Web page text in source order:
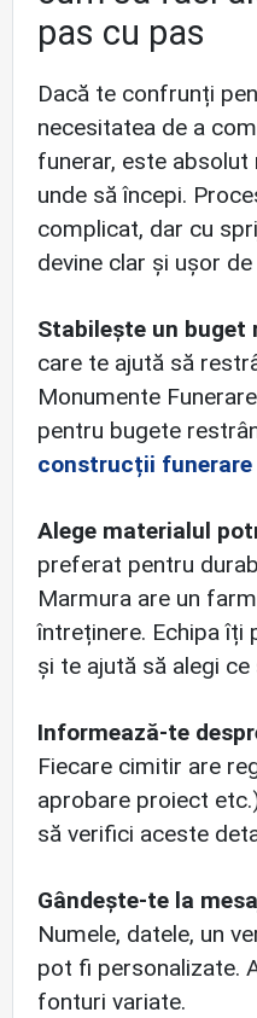
pas cu pas
Dacă te confrunți
necesitatea de a
funerar, este
unde să începi.
complicat, dar cu
devine clar și ușor
Stabilește un buget
care te ajută să
Monumente
pentru bugete
construcții funerare
Alege materialul
preferat pentru
Marmura are un
întreținere. Echipa îți
și te ajută să alegi
Informează-te
Fiecare cimitir are
aprobare proiect
să verifici aceste
Gândește-te la
Numele, datele, un
pot fi personalizate.
fonturi variate.